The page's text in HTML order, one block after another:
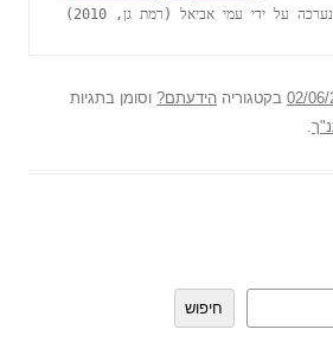
על ידי עמי אביאל (רמת גן, 2010)
02/06/ בקטגוריה הידעתם? וסומן בתגיות
חיפוש